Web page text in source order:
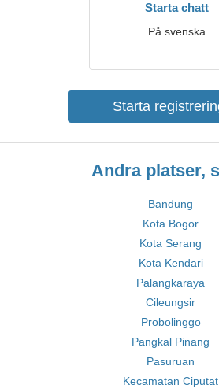
Starta chatt
På svenska
Starta
Andra platser,
Bandung
Kota Bogor
Kota Serang
Kota Kendari
Palangkaraya
Cileungsir
Probolinggo
Pangkal Pinang
Pasuruan
Kecamatan Ciputat